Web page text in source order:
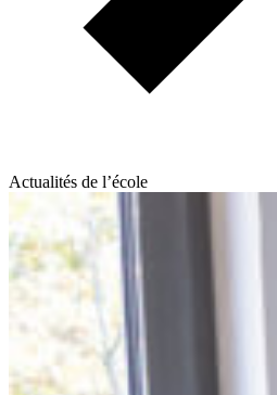
Actualités de l’école